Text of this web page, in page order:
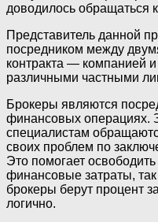
доводилось обращаться
Представитель данной
посредником между
контракта — компанией
различными частными
Брокеры являются
финансовых операциях.
специалистам
своих проблем по
Это помогает
финансовые затраты,
брокеры берут процент
логично.